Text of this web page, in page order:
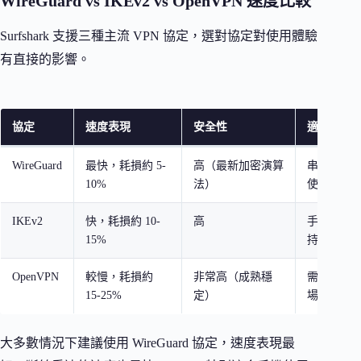
Surfshark 支援三種主流 VPN 協定，選對協定對使用體驗
有直接的影響。
協定 速度表現 安全性 適合場景
WireGuard
最快，耗損約 5-
10%
高（最新加密演算
法）
串流、遊
使用
IKEv2
快，耗損約 10-
15%
高
手機切換
持連線
OpenVPN
較慢，耗損約
15-25%
非常高（成熟穩
定）
需要最高
場景
大多數情況下建議使用 WireGuard 協定，速度表現最